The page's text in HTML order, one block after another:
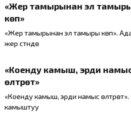
«Жер тамырынан эл
көп»
«Жер тамырынан эл тамыры көп».
жер үстүндө
«Коенду камыш, эрди
өлтүрөт»
«Коенду камыш, эрди намыс өлтүрөт».
камыштуу